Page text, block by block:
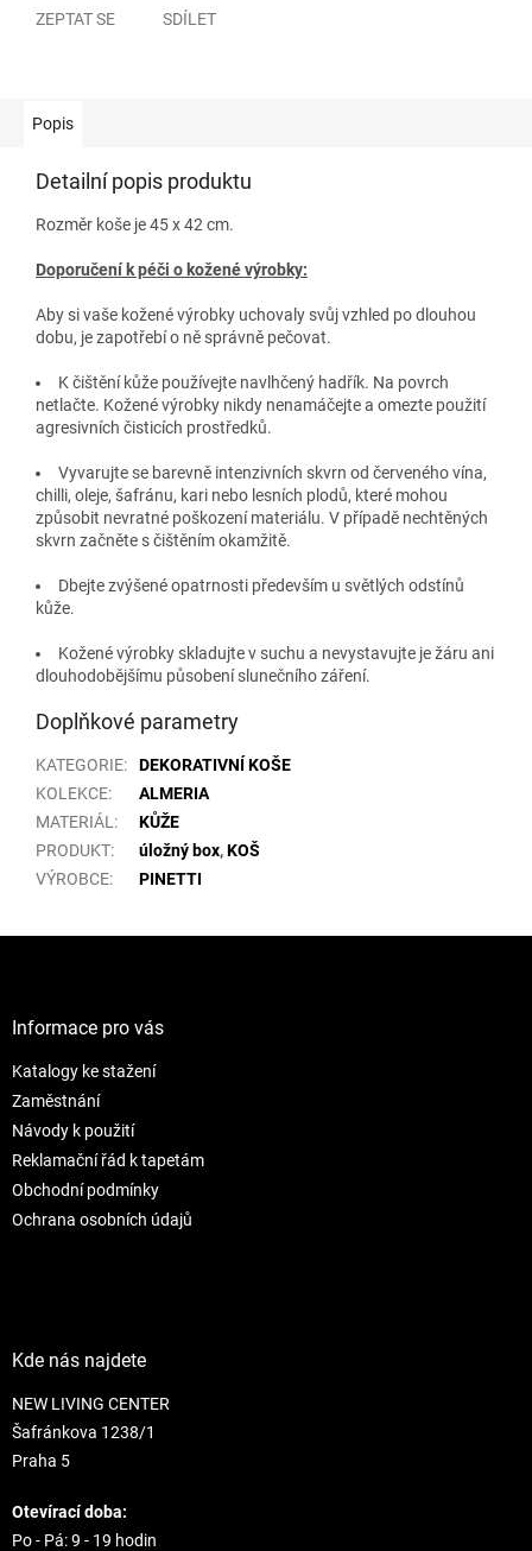
ZEPTAT SE SDÍLET
Popis
Detailní popis produktu
Rozměr koše je 45 x 42 cm.
Doporučení k péči o kožené výrobky:
Aby si vaše kožené výrobky uchovaly svůj vzhled po dlouhou
dobu, je zapotřebí o ně správně pečovat.
K čištění kůže používejte navlhčený hadřík. Na povrch
netlačte. Kožené výrobky nikdy nenamáčejte a omezte použití
agresivních čisticích prostředků.
Vyvarujte se barevně intenzivních skvrn od červeného vína,
chilli, oleje, šafránu, kari nebo lesních plodů, které mohou
způsobit nevratné poškození materiálu. V případě nechtěných
skvrn začněte s čištěním okamžitě.
Dbejte zvýšené opatrnosti především u světlých odstínů
kůže.
Kožené výrobky skladujte v suchu a nevystavujte je žáru ani
dlouhodobějšímu působení slunečního záření.
Doplňkové parametry
KATEGORIE:
DEKORATIVNÍ KOŠE
KOLEKCE:
ALMERIA
MATERIÁL :
KŮŽE
PRODUKT: úložný box,KOŠ
VÝROBCE: PINETTI
Informace pro vás
Katalogy ke stažení
Zaměstnání
Návody k použití
Reklamační řád k tapetám
Obchodní podmínky
Ochrana osobních údajů
Kde nás najdete
NEW LIVING CENTER
Šafránkova 1238/1
Praha 5
Otevírací doba:
Po - Pá: 9 - 19 hodin